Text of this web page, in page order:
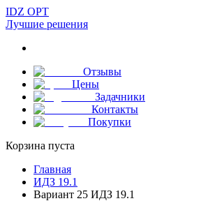
IDZ OPT
Лучшие решения
Отзывы
Цены
Задачники
Контакты
Покупки
Корзина пуста
Главная
ИДЗ 19.1
Вариант 25 ИДЗ 19.1